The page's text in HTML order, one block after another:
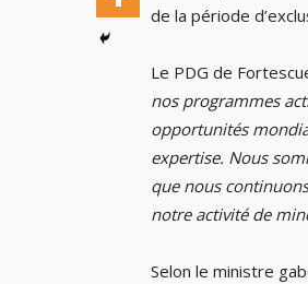
de la période
Le PDG de
nos programmes
opportunités
expertise. Nous
que nous
notre activité de
Selon le ministre